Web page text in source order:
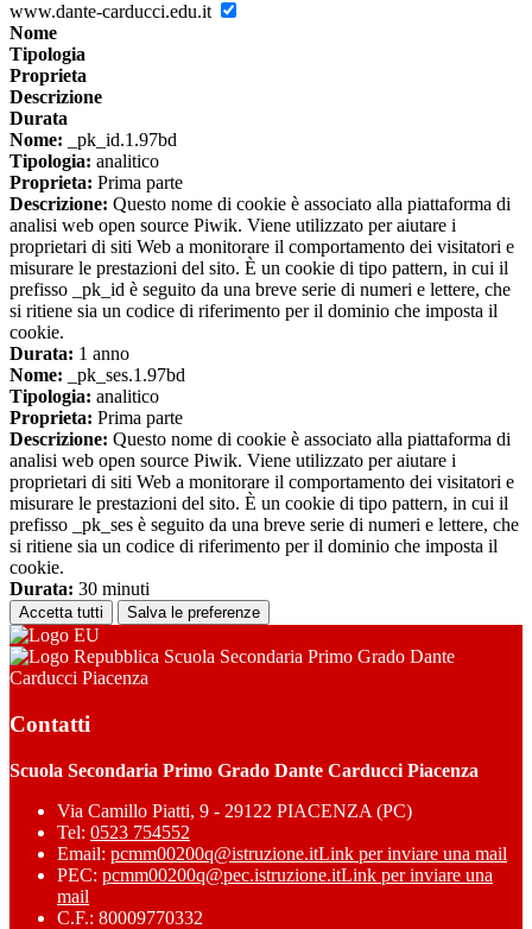
www.dante-carducci.edu.it
Nome
Tipologia
Proprieta
Descrizione
Durata
Nome: _pk_id.1.97bd
Tipologia: analitico
Proprieta: Prima parte
Descrizione: Questo nome di cookie è associato alla piattaforma di
analisi web open source Piwik. Viene utilizzato per aiutare i
proprietari di siti Web a monitorare il comportamento dei visitatori e
misurare le prestazioni del sito. È un cookie di tipo pattern, in cui il
prefisso _pk_id è seguito da una breve serie di numeri e lettere, che
si ritiene sia un codice di riferimento per il dominio che imposta il
cookie.
Durata: 1 anno
Nome: _pk_ses.1.97bd
Tipologia: analitico
Proprieta: Prima parte
Descrizione: Questo nome di cookie è associato alla piattaforma di
analisi web open source Piwik. Viene utilizzato per aiutare i
proprietari di siti Web a monitorare il comportamento dei visitatori e
misurare le prestazioni del sito. È un cookie di tipo pattern, in cui il
prefisso _pk_ses è seguito da una breve serie di numeri e lettere, che
si ritiene sia un codice di riferimento per il dominio che imposta il
cookie.
Durata: 30 minuti
Accetta tutti Salva le preferenze
Scuola Secondaria Primo Grado Dante
Carducci Piacenza
Contatti
Scuola Secondaria Primo Grado Dante Carducci Piacenza
Via Camillo Piatti, 9 - 29122 PIACENZA (PC)
Tel: 0523 754552
Email: pcmm00200q@istruzione.itLink per inviare una mail
PEC: pcmm00200q@pec.istruzione.itLink per inviare una
mail
C.F.: 80009770332